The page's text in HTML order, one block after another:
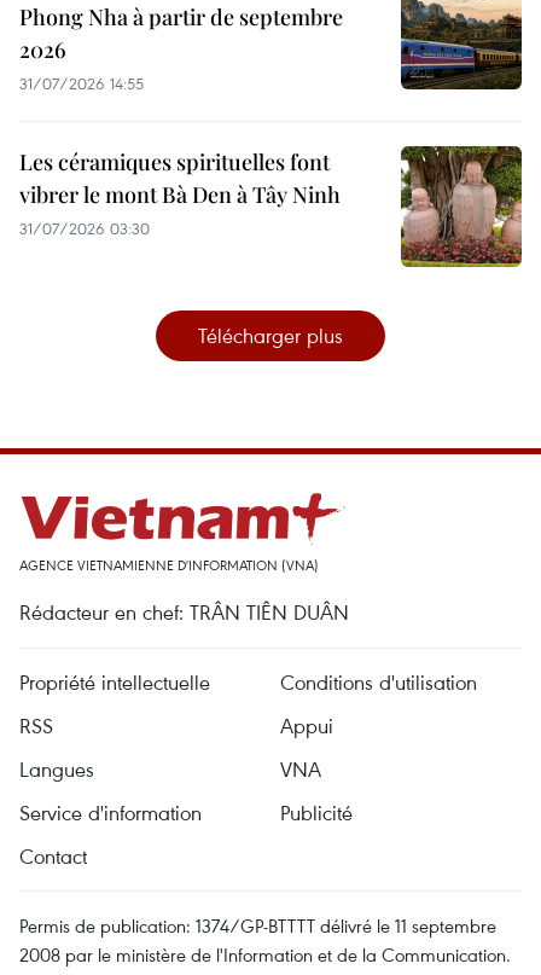
Phong Nha à partir de septembre
2026
31/07/2026 14:55
Les céramiques spirituelles font
vibrer le mont Bà Den à Tây Ninh
31/07/2026 03:30
Télécharger plus
AGENCE VIETNAMIENNE D'INFORMATION (VNA)
Rédacteur en chef: TRÂN TIÊN DUÂN
Propriété intellectuelle
Conditions d'utilisation
RSS
Appui
Langues
VNA
Service d'information
Publicité
Contact
Permis de publication: 1374/GP-BTTTT délivré le 11 septembre
2008 par le ministère de l'Information et de la Communication.